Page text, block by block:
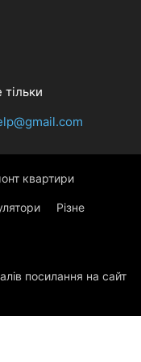
квартири
Різне
посилання на сайт